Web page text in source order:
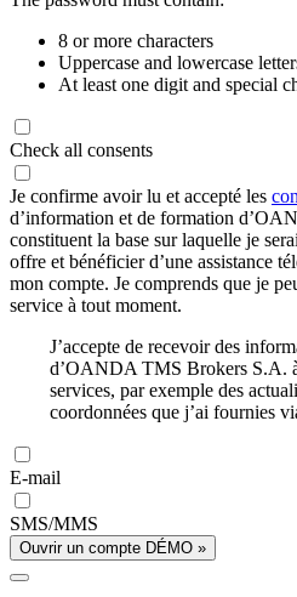
8 or more characters
Uppercase and lowercase
At least one digit and special
Check all consents
Je confirme avoir lu et accepté les
d’information et de formation
constituent la base sur laquelle je
offre et bénéficier d’une assistance
mon compte. Je comprends que je
service à tout moment.
J’accepte de recevoir des
d’OANDA TMS Brokers S.A.
services, par exemple des
coordonnées que j’ai fournies
E-mail
SMS/MMS
Ouvrir un compte DÉMO »